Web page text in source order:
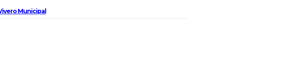
Municipal